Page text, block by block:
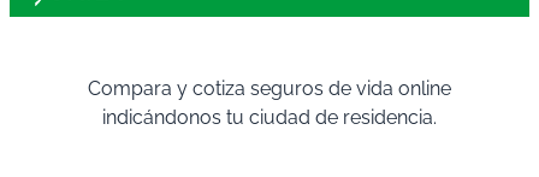
Compara y cotiza seguros de vida online
indicándonos tu ciudad de residencia.